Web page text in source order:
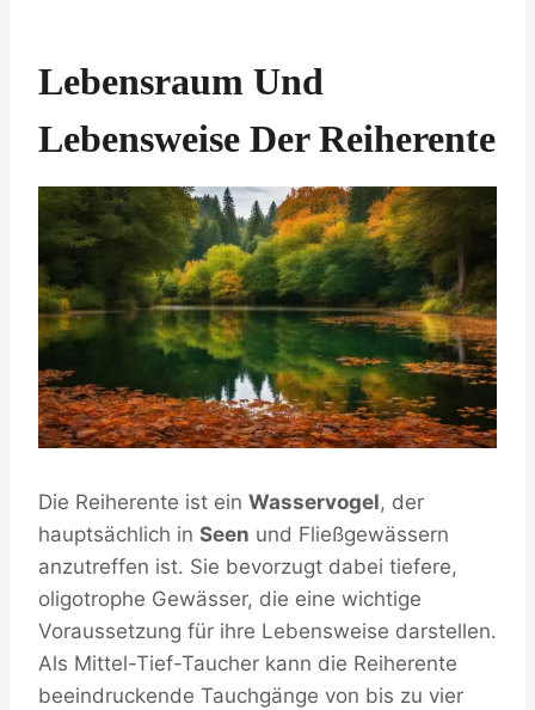
Lebensraum Und
Lebensweise Der Reiherente
Die Reiherente ist ein Wasservogel, der
hauptsächlich in Seen und Fließgewässern
anzutreffen ist. Sie bevorzugt dabei tiefere,
oligotrophe Gewässer, die eine wichtige
Voraussetzung für ihre Lebensweise darstellen.
Als Mittel-Tief-Taucher kann die Reiherente
beeindruckende Tauchgänge von bis zu vier